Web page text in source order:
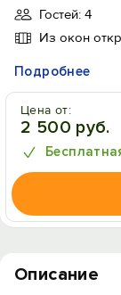
Гостей: 4
Из окон
Подробнее
Цена от:
2 500 руб.
Описание